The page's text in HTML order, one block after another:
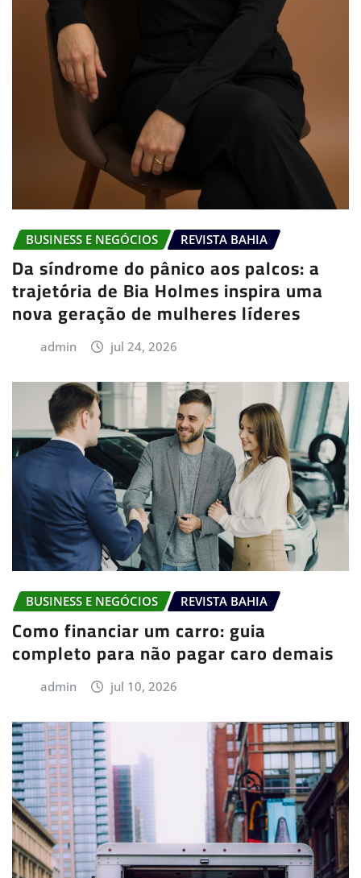
BUSINESS E NEGÓCIOS REVISTA BAHIA
Da síndrome do pânico aos palcos: a
trajetória de Bia Holmes inspira uma
nova geração de mulheres líderes
admin jul 24, 2026
BUSINESS E NEGÓCIOS REVISTA BAHIA
Como financiar um carro: guia
completo para não pagar caro demais
admin jul 10, 2026